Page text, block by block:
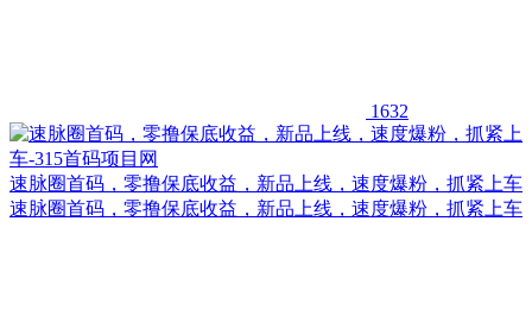
1632
速脉圈首码，零撸保底收益，新品上线，速度爆粉，抓紧上车
速脉圈首码，零撸保底收益，新品上线，速度爆粉，抓紧上车